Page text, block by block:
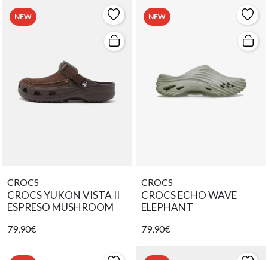
NEW
CROCS
CROCS YUKON VISTA II
ESPRESO MUSHROOM
79,90€
NEW
CROCS
CROCS ECHO WAVE
ELEPHANT
79,90€